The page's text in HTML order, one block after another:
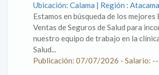
Ubicación: Calama | Región : Atacama
Estamos en búsqueda de los
Ventas de Seguros de Salud para
nuestro equipo de trabajo en la
Salud...
Publicación: 07/07/2026 - Salario: